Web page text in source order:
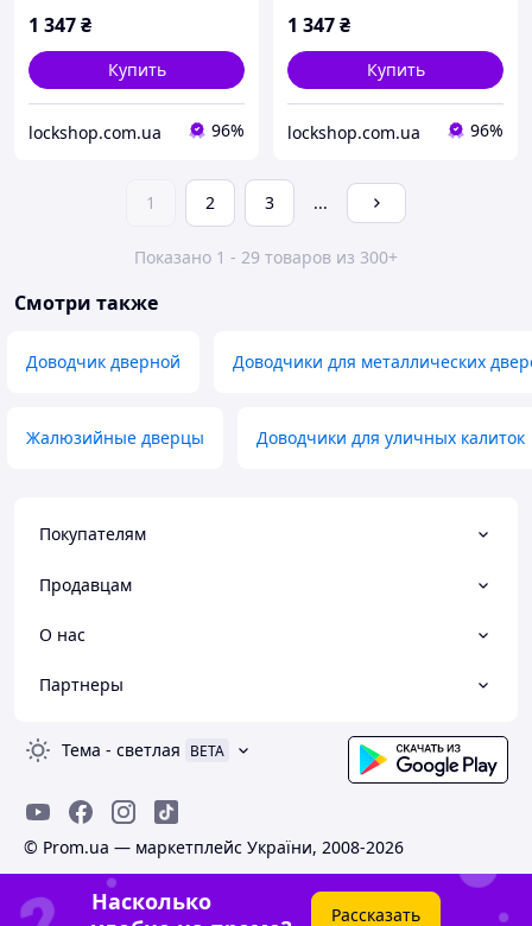
1 347₴
Купить
lockshop.com.ua 96%
1 347₴
Купить
lockshop.com.ua 96%
1 2 3 ...
Показано 1 - 29 товаров из 300+
Смотри также
Доводчик дверной Доводчики для металлических
Жалюзийные дверцы Доводчики для уличных калиток
Покупателям
Продавцам
О нас
Партнеры
Тема - светлая BETA
© Prom.ua — маркетплейс України, 2008-2026
Насколько
Рассказать